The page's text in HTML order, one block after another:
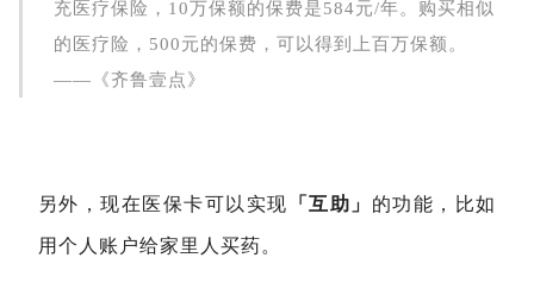
充医疗保险，10万保额的保费是584元/年。购买相似
的医疗险，500元的保费，可以得到上百万保额。
——《齐鲁壹点》
另外，现在医保卡可以实现 「互助」 的功能，比如
用个人账户给家里人买药。